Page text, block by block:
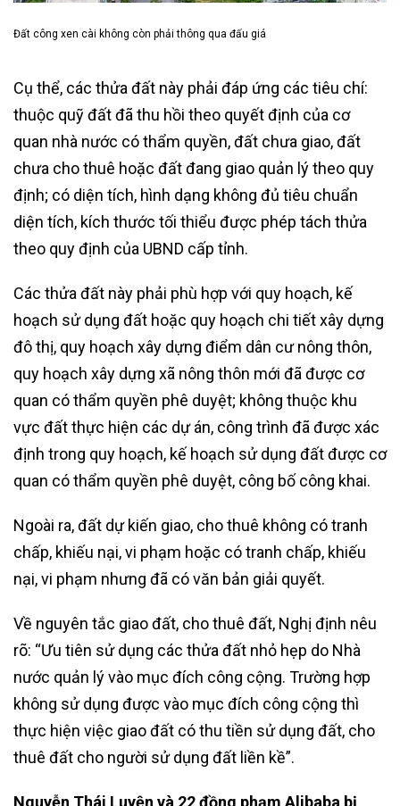
Đất công xen cài không còn phải thông qua đấu giá
Cụ thể, các thửa đất này phải đáp ứng các tiêu chí:
thuộc quỹ đất đã thu hồi theo quyết định của cơ
quan nhà nước có thẩm quyền, đất chưa giao, đất
chưa cho thuê hoặc đất đang giao quản lý theo quy
định; có diện tích, hình dạng không đủ tiêu chuẩn
diện tích, kích thước tối thiểu được phép tách thửa
theo quy định của UBND cấp tỉnh.
Các thửa đất này phải phù hợp với quy hoạch, kế
hoạch sử dụng đất hoặc quy hoạch chi tiết xây dựng
đô thị, quy hoạch xây dựng điểm dân cư nông thôn,
quy hoạch xây dựng xã nông thôn mới đã được cơ
quan có thẩm quyền phê duyệt; không thuộc khu
vực đất thực hiện các dự án, công trình đã được xác
định trong quy hoạch, kế hoạch sử dụng đất được cơ
quan có thẩm quyền phê duyệt, công bố công khai.
Ngoài ra, đất dự kiến giao, cho thuê không có tranh
chấp, khiếu nại, vi phạm hoặc có tranh chấp, khiếu
nại, vi phạm nhưng đã có văn bản giải quyết.
Về nguyên tắc giao đất, cho thuê đất, Nghị định nêu
rõ: “Ưu tiên sử dụng các thửa đất nhỏ hẹp do Nhà
nước quản lý vào mục đích công cộng. Trường hợp
không sử dụng được vào mục đích công cộng thì
thực hiện việc giao đất có thu tiền sử dụng đất, cho
thuê đất cho người sử dụng đất liền kề”.
Nguyễn Thái Luyện và 22 đồng phạm Alibaba bị